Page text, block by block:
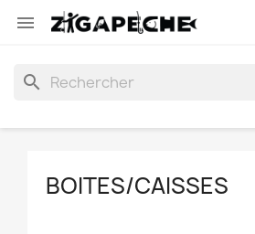

search
BOITES/CAISSES